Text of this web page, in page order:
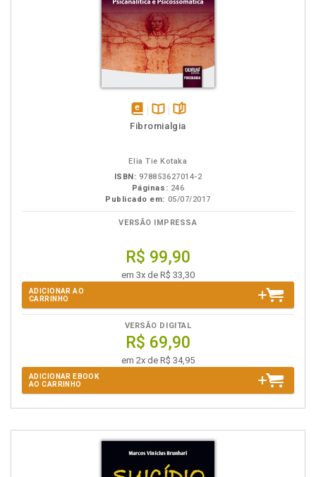
disponível
Disponível
páginas
Fibromialgia
Elia Tie Kotaka
ISBN: 978853627014-2
Páginas: 246
Publicado em: 05/07/2017
VERSÃO IMPRESSA
R$ 99,90
em 3x de R$ 33,30
ADICIONAR AO
CARRINHO
VERSÃO DIGITAL
R$ 69,90
em 2x de R$ 34,95
ADICIONAR EBOOK
AO CARRINHO